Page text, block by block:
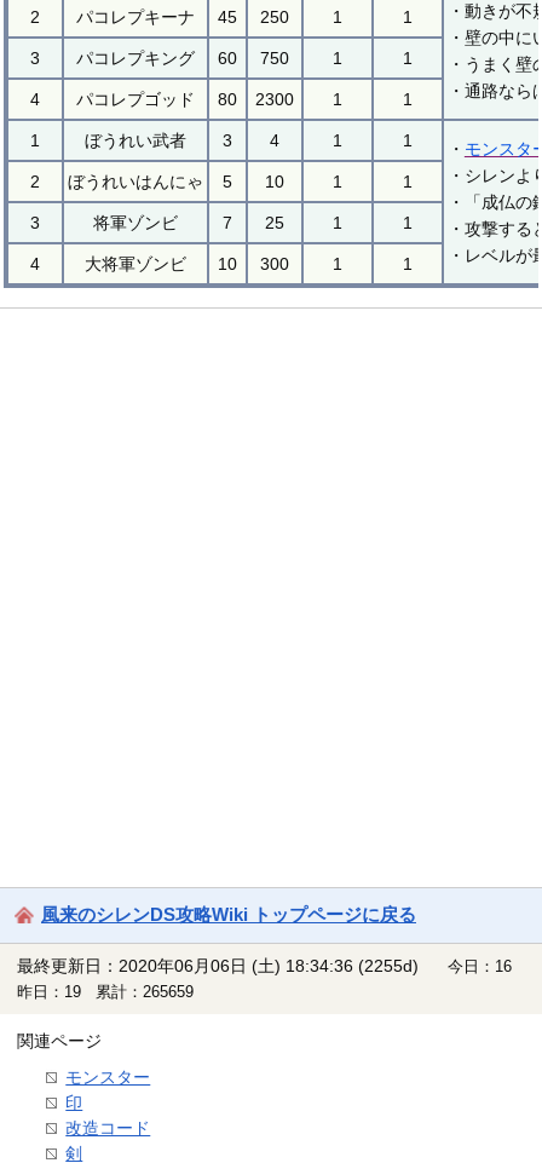
・動きが不
・壁の中
・うまく
・通路な
2 パコレプキーナ 45 250 1 1
3 パコレプキング 60 750 1 1
4 パコレプゴッド 80 2300 1 1
1 ぼうれい武者 3 4 1 1 ・ モンスタ
・シレンよ
・「成仏
・攻撃する
・レベルが
2 ぼうれいはんにゃ 5 10 1 1
3 将軍ゾンビ 7 25 1 1
4 大将軍ゾンビ 10 300 1 1
風来のシレンDS攻略Wiki トップページに戻る
最終更新日：2020年06月06日 (土) 18:34:36(2255d)
今日：16
昨日：19 累計：265659
関連ページ
モンスター
印
改造コード
剣